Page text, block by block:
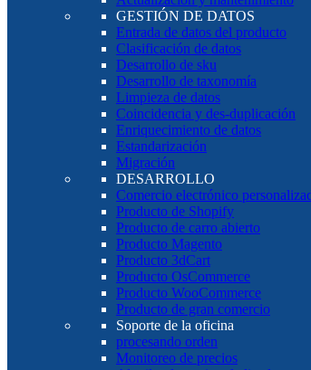
GESTIÓN DE DATOS
Entrada de datos del producto
Clasificación de datos
Desarrollo de sku
Desarrollo de taxonomía
Limpieza de datos
Coincidencia y des-duplicación
Enriquecimiento de datos
Estandarización
Migración
DESARROLLO
Comercio electrónico
Producto de Shopify
Producto de carro abierto
Producto Magento
Producto 3dCart
Producto OsCommerce
Producto WooCommerce
Producto de gran comercio
Soporte de la oficina
procesando orden
Monitoreo de precios